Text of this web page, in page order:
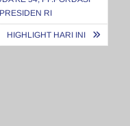
RI
HIGHLIGHT HARI INI